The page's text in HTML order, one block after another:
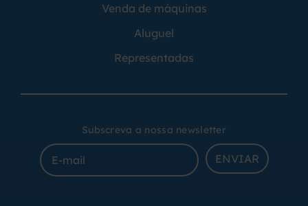
Venda de máquinas
Aluguel
Representadas
Subscreva a nossa newsletter
ENVIAR